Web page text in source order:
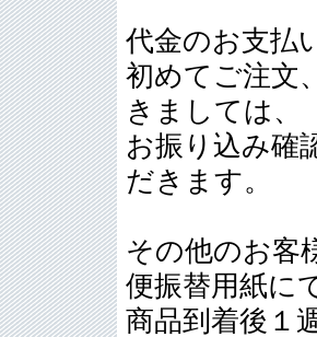
代金のお支払
初めてご注文
きましては、
お振り込み確
だきます。
その他のお客
便振替用紙に
商品到着後１